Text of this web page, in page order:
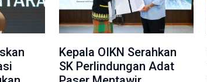
Kepala OIKN Serahkan
SK Perlindungan Adat